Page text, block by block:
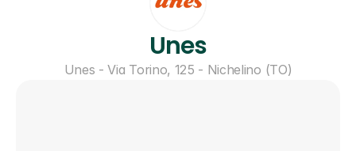
Unes
Unes - Via Torino, 125 - Nichelino (TO)